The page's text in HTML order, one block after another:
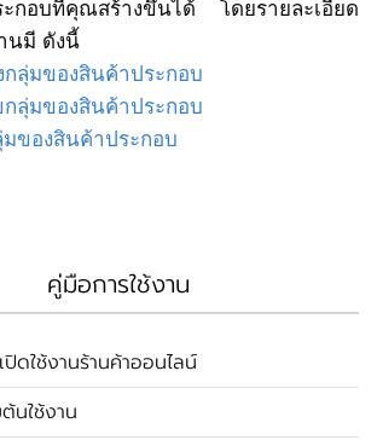
ะกอบที่คุณสร้างขึ้นได้ โดยรายละเอียด
นมี ดังนี้
กลุ่มของสินค้าประกอบ
กลุ่มของสินค้าประกอบ
ของสินค้าประกอบ
คู่มือการใช้งาน
ดใช้งานร้านค้าออนไลน์
นใช้งาน